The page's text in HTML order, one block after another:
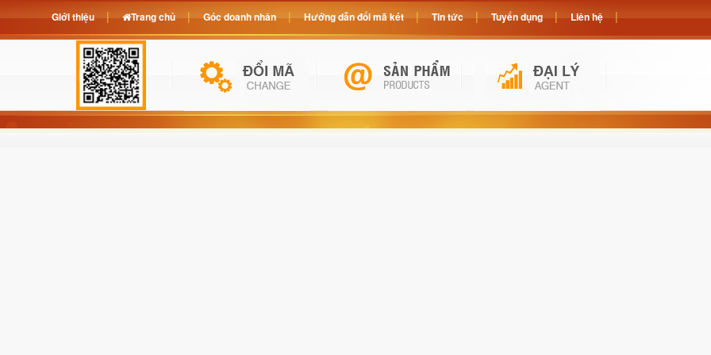
Giới thiệu Trang chủ Góc doanh nhân Hướng dẫn đổi mã két Tin tức Tuyển dụng Liên hệ